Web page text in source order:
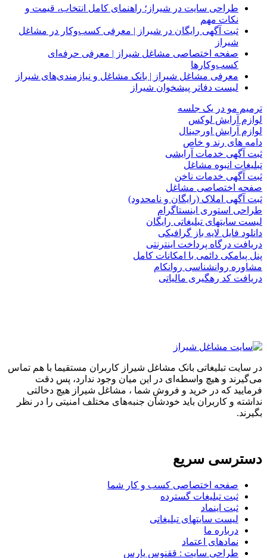
طراحی سایت در شیراز؛ راهنمای کامل انتخاب، قیمت و
نکات مهم
ثبت آگهی رایگان در شیراز | معرفی کسب‌وکار در مشاغل
شیراز
صفحه اختصاصی مشاغل شیراز | معرفی حرفه‌ای
کسب‌وکارها
معرفی مشاغل شیراز | بانک مشاغل و نیازمندی‌های شیراز
لیست دفاتر پیشخوان شیراز
ترمیم مو در یک جلسه
لوازم آرایش لوکس
لوازم آرایش اورجینال
دامه های رند و خاص
ثبت آگهی خدمات آرایشی
تبلیغات انبوه مشاغل
ثبت آگهی خدمات ناخن
صفحه اختصاصی مشاغل
ثبت آگهی املاک (رایگان و نامحدود)
طراحی استوری اینستاگرام
لیست سایتهای تبلیغاتی رایگان
دانلود فایل لایه باز گرافیکی
دریافت درگاه پرداخت اینترنتی
پنل پیامکی دائمی با امکانات کامل
مشاوره روانشناسی روانکام
دریافت کد رهگیری مالیاتی
در سایت تبلیغاتی بانک مشاغل شیراز کاربران مستقیما با هم تماس
می‌گیرند و هیچ واسطه‌ای در این میان وجود ندارد، پس دقت
فرمایید که در خرید و فروشِ شما ، مشاغل شیراز هیچ دخالتی
نداشته و کاربران باید خودشان جنبه‌های مختلف امنیتی را در نظر
بگیرند.
دسترسی سریع
صفحه اختصاصی کسب و کار شما
ثبت تبلیغات گسترده
ثبت اینماد
لیست سایتهای تبلیغاتی
درباره ما
نمادهای اعتماد
طراحی سایت : ققنوس پارس